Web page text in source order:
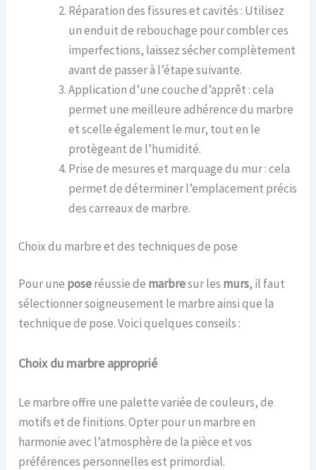
Réparation des fissures et cavités : Utilisez
un enduit de rebouchage pour combler ces
imperfections, laissez sécher complètement
avant de passer à l’étape suivante.
Application d’une couche d’apprêt : cela
permet une meilleure adhérence du marbre
et scelle également le mur, tout en le
protègeant de l’humidité.
Prise de mesures et marquage du mur : cela
permet de déterminer l’emplacement précis
des carreaux de marbre.
Choix du marbre et des techniques de pose
Pour une poseréussie de marbresur les murs, il faut
sélectionner soigneusement le marbre ainsi que la
technique de pose. Voici quelques conseils :
Choix du marbre approprié
Le marbre offre une palette variée de couleurs, de
motifs et de finitions. Opter pour un marbre en
harmonie avec l’atmosphère de la pièce et vos
préférences personnelles est primordial.